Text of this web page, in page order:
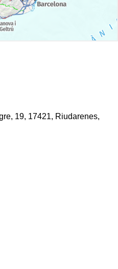
19, 17421, Riudarenes,